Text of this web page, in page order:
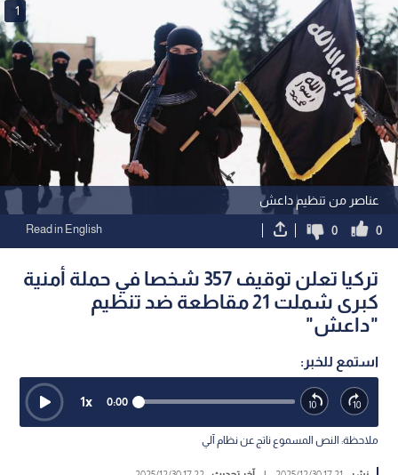
عناصر من تنظيم داعش
1
0
0
Read in English
تركيا تعلن توقيف 357 شخصا في حملة أمنية
كبرى شملت 21 مقاطعة ضد تنظيم
"داعش"
استمع للخبر:
0:00
1x
ملاحظة: النص المسموع ناتج عن نظام آلي